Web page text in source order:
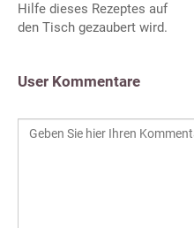
Hilfe dieses Rezeptes auf
den Tisch gezaubert wird.
User Kommentare